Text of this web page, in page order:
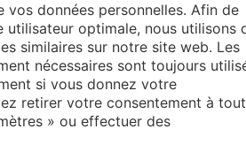
Prairies
données personnelles. Afin de
optimale, nous utilisons
similaires sur notre site web. Les
nécessaires sont toujours
si vous donnez votre
retirer votre consentement à tout
» ou effectuer des